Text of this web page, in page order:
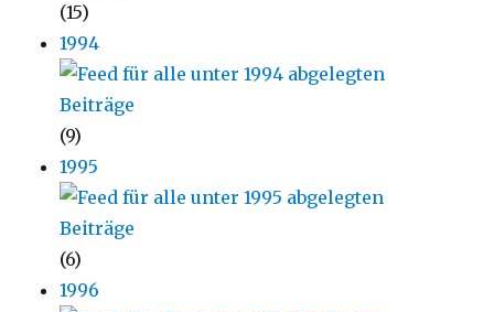
(15)
1994
(9)
1995
(6)
1996